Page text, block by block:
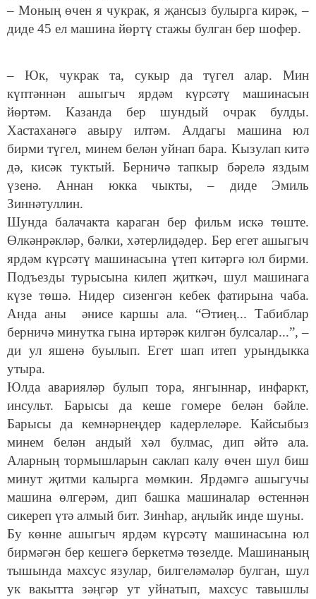
– Моның өчен я чукрак, я җансыз булырга кирәк, –
диде 45 ел машина йөртү стажы булган бер шофер.
– Юк, чукрак та, сукыр да түгел алар. Мин
күптәннән ашыгыч ярдәм күрсәтү машинасын
йөртәм. Казанда бер шундый очрак булды.
Хастаханәгә авыру илтәм. Алдагы машина юл
бирми түгел, минем белән уйнап бара. Кызулап китә
дә, кисәк туктый. Берничә тапкыр бәрелә яздым
үзенә. Аннан юкка чыкты, – диде Эмиль
Зиннәтуллин.
Шунда балачакта караган бер фильм искә төште.
Өлкәнрәкләр, бәлки, хәтерлидәдер. Бер егет ашыгыч
ярдәм күрсәтү машинасына үтеп китәргә юл бирми.
Подъезды турысына килеп җиткәч, шул машинага
күзе төшә. Нидер сизенгән кебек фатирына чаба.
Анда аны әнисе каршы ала. “Әтиең... Табиблар
берничә минутка гына иртәрәк килгән булсалар...”, –
ди ул яшенә буылып. Егет шап итеп урындыкка
утыра.
Юлда аварияләр булып тора, янгыннар, инфаркт,
инсульт. Барысы да кеше гомере белән бәйле.
Барысы да кемнәрнеңдер кадерлеләре. Кайсыбыз
минем белән андый хәл булмас, дип әйтә ала.
Аларның тормышларын саклап калу өчен шул биш
минут җитми калырга мөмкин. Ярдәмгә ашыгучы
машина өлгерәм, дип башка машиналар өстеннән
сикереп үтә алмый бит. Зинһар, аңлыйк инде шуны.
Бу көнне ашыгыч ярдәм күрсәтү машинасына юл
бирмәгән бер кешегә беркетмә төзелде. Машинаның
тышында махсус язулар, билгеләмәләр булган, шул
ук вакытта зәңгәр ут уйнатып, махсус тавышлы